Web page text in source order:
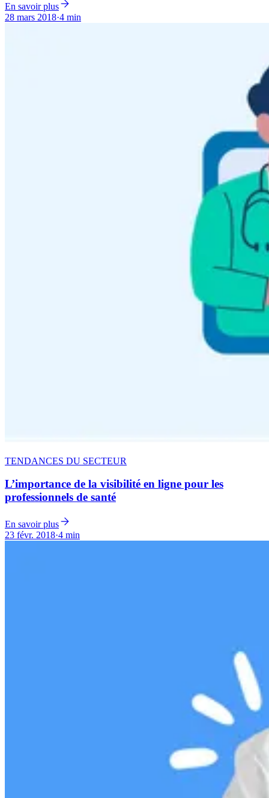
En savoir plus
28 mars 2018·4 min
TENDANCES DU SECTEUR
L’importance de la visibilité en ligne pour les
professionnels de santé
En savoir plus
23 févr. 2018·4 min